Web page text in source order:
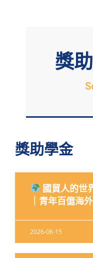
獎
獎助學金
國貿人的世
｜青年百億海
2026-06-15